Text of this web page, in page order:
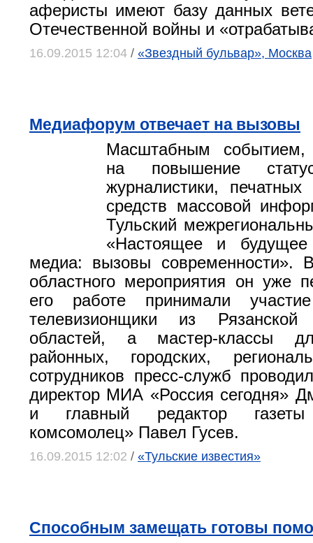
аферисты имеют базу данных
Отечественной войны и
16.09.2015 12:04 / «Звездный бульвар», Москва
Медиафорум отвечает на вызовы
Масштабным событием,
на повышение
журналистики,
средств массовой
Тульский
«Настоящее и будущее
медиа: вызовы современности».
областного мероприятия он уже
его работе принимали
телевизионщики из
областей, а мастер-классы
районных, городских,
сотрудников пресс-служб
директор МИА «Россия сегодня»
и главный редактор газеты
комсомолец» Павел Гусев.
16.09.2015 12:02 / «Тульские известия»
Способным замещать готовы